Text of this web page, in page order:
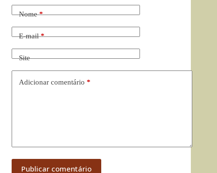
Nome*
E-mail*
Site
Adicionar comentário *
Publicar comentário